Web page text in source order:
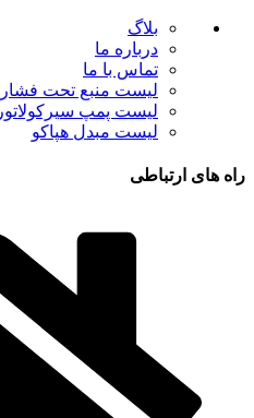
بلاگ
درباره ما
تماس با ما
لیست منبع تحت فشار
لیست پمپ سیرکولاتور
لیست مبدل هپاکو
راه های ارتباطی